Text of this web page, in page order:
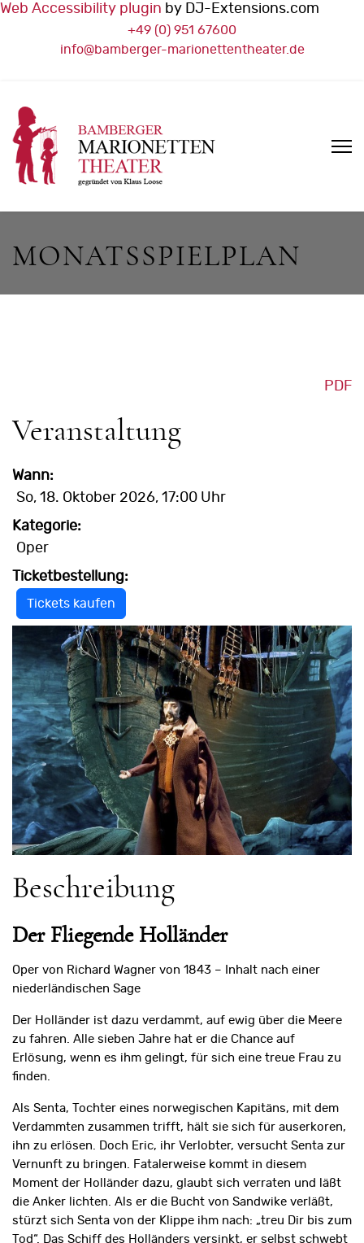
Web Accessibility plugin by DJ-Extensions.com
+49 (0) 951 67600
info@bamberger-marionettentheater.de
MONATSSPIELPLAN
PDF
Veranstaltung
Wann:
So, 18. Oktober 2026, 17:00 Uhr
Kategorie:
Oper
Ticketbestellung:
Tickets kaufen
Beschreibung
Der Fliegende Holländer
Oper von Richard Wagner von 1843 – Inhalt nach einer
niederländischen Sage
Der Holländer ist dazu verdammt, auf ewig über die Meere
zu fahren. Alle sieben Jahre hat er die Chance auf
Erlösung, wenn es ihm gelingt, für sich eine treue Frau zu
finden.
Als Senta, Tochter eines norwegischen Kapitäns, mit dem
Verdammten zusammen trifft, hält sie sich für auserkoren,
ihn zu erlösen. Doch Eric, ihr Verlobter, versucht Senta zur
Vernunft zu bringen. Fatalerweise kommt in diesem
Moment der Holländer dazu, glaubt sich verraten und läßt
die Anker lichten. Als er die Bucht von Sandwike verläßt,
stürzt sich Senta von der Klippe ihm nach: „treu Dir bis zum
Tod“. Das Schiff des Holländers versinkt, er selbst schwebt